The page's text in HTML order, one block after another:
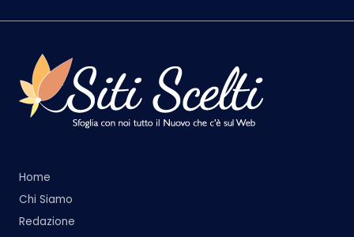
Home
Chi Siamo
Redazione